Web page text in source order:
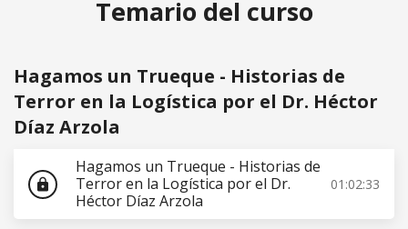
Temario del curso
Hagamos un Trueque - Historias de
Terror en la Logística por el Dr. Héctor
Díaz Arzola
lock
Hagamos un Trueque - Historias de
Terror en la Logística por el Dr.
Héctor Díaz Arzola
01:02:33